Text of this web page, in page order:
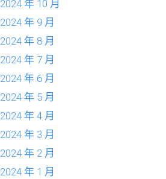
2024 年 10 月
2024 年 9 月
2024 年 8 月
2024 年 7 月
2024 年 6 月
2024 年 5 月
2024 年 4 月
2024 年 3 月
2024 年 2 月
2024 年 1 月